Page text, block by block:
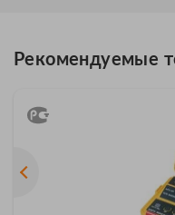
Рекомендуемые